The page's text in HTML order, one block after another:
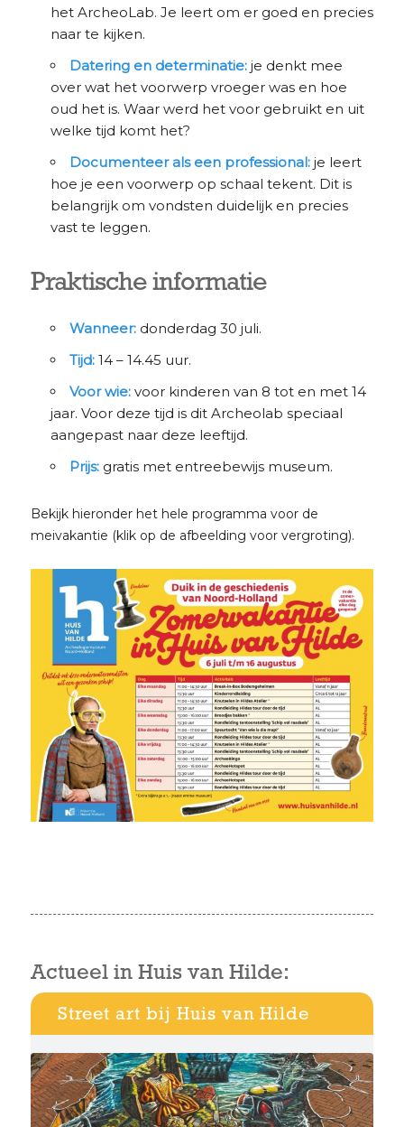
het ArcheoLab. Je leert om er goed en precies
naar te kijken.
Datering en determinatie:je denkt mee
over wat het voorwerp vroeger was en hoe
oud het is. Waar werd het voor gebruikt en uit
welke tijd komt het?
Documenteer als een professional:je leert
hoe je een voorwerp op schaal tekent. Dit is
belangrijk om vondsten duidelijk en precies
vast te leggen.
Praktische informatie
Wanneer:donderdag 30 juli.
Tijd:14 – 14.45 uur.
Voor wie:voor kinderen van 8 tot en met 14
jaar. Voor deze tijd is dit Archeolab speciaal
aangepast naar deze leeftijd.
Prijs:gratis met entreebewijs museum.
Bekijk hieronder het hele programma voor de
meivakantie (klik op de afbeelding voor vergroting).
Actueel in Huis van Hilde:
Street art bij Huis van Hilde